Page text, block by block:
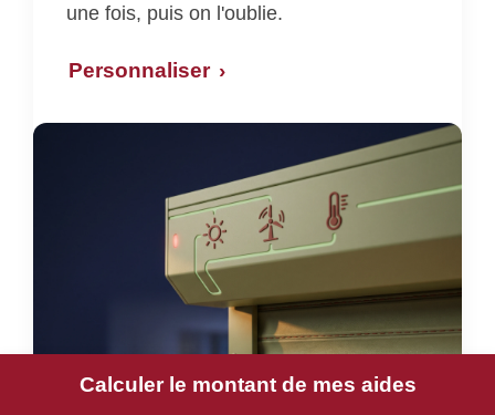
une fois, puis on l'oublie.
Personnaliser
Calculer le montant de mes aides